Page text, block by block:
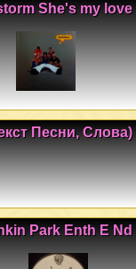
She's my love
Песни, Слова)
Park Enth E Nd